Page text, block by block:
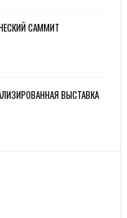
САММИТ
ВЫСТАВКА